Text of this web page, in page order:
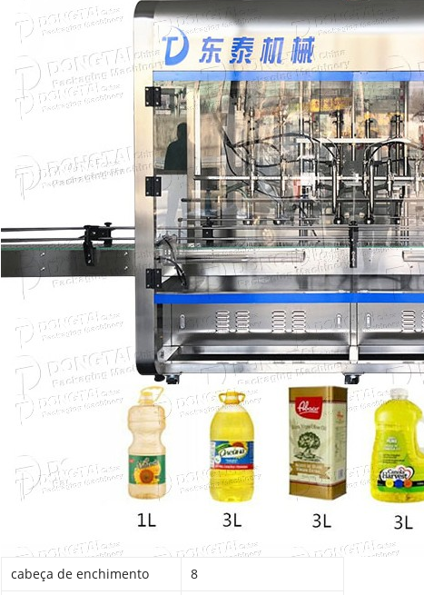
cabeça de enchimento
8